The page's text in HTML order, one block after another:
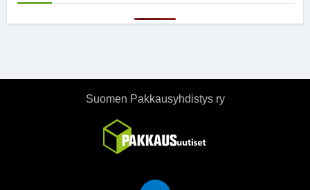
Suomen Pakkausyhdistys ry